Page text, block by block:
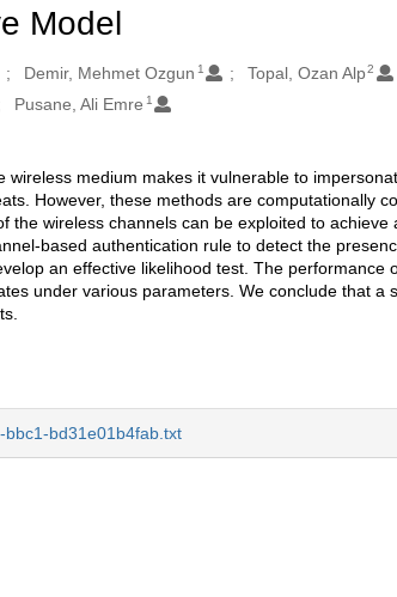
Model
Demir, Mehmet Ozgun 1 Topal, Ozan Alp2
Pusane, Ali Emre 1
wireless medium makes it vulnerable to
However, these methods are computationally
the wireless channels can be exploited to
based authentication rule to detect the
an effective likelihood test. The performance
under various parameters. We conclude that a
bd31e01b4fab.txt